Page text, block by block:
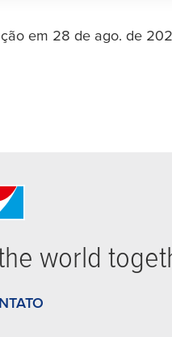
em 28 de ago. de
world